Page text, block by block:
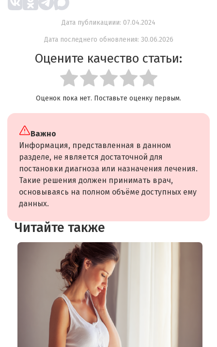
Дата публикациии: 07.04.2024
Дата последнего обновления: 30.06.2026
Оцените качество статьи:
Оценок пока нет. Поставьте оценку первым.
Важно
Информация, представленная в данном
разделе, не является достаточной для
постановки диагноза или назначения лечения.
Такие решения должен принимать врач,
основываясь на полном объёме доступных ему
данных.
Читайте также